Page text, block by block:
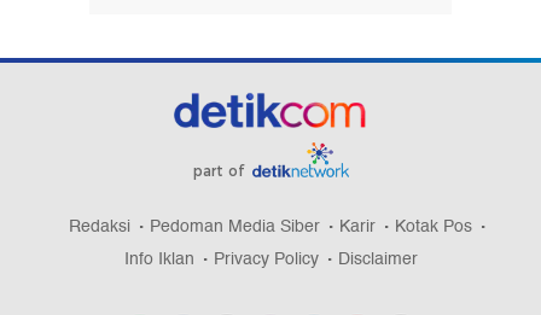
part of
Redaksi Pedoman Media Siber Karir
Kotak Pos
Info Iklan
Privacy Policy Disclaimer